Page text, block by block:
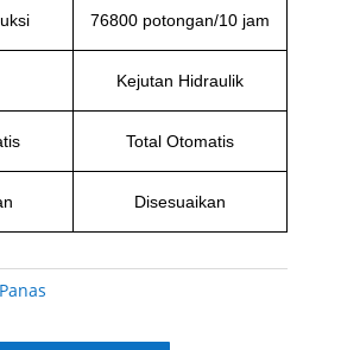
76800 potongan/10 jam
Kejutan Hidraulik
Total Otomatis
Disesuaikan